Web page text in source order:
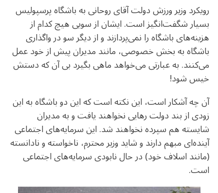
رویکرد وزیر ورزش دولت آقای روحانی به باشگاه پرسپولیس
بسیار شگفت‌انگیز است. ایشان از سویی هیچ کدام از
هزینه‌های باشگاه را نمی‌پردازند و از دیگر سو در واگذاری
باشگاه به بخش خصوصی، مانند مدیران پیش از خود عمل
می‌کنند. به عبارتی می‌خواهد ماهی بگیرد بی آن که دستش
خیس شود!
آن چه آشکار است، این نکته است که این دو باشگاه به این
زودی از بند دولت رهایی نخواهند یافت و به مدیران
شایسته هم سپرده نخواهند شد. این سرمایه‌های اجتماعی
آینده‌ای مبهم دارند و شاید وزیر محترم، ناخواسته و نادانسته
(مانند اسلاف خود) در حال نابودی سرمایه‌های اجتماعی
است.